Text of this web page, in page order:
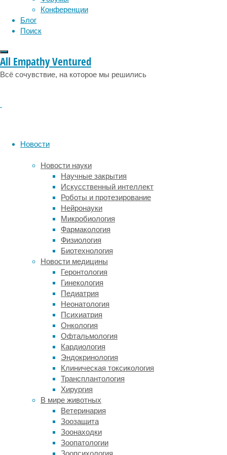
Конференции
Блог
Поиск
All Empathy Ventured
Всё сочувствие, на которое мы решились
Новости
Новости науки
Научные закрытия
Искусственный интеллект
Роботы и протезирование
Нейронауки
Микробиология
Фармакология
Физиология
Биотехнология
Новости медицины
Геронтология
Гинекология
Педиатрия
Неонатология
Психиатрия
Онкология
Офтальмология
Кардиология
Эндокринология
Клиническая токсикология
Трансплантология
Хирургия
В мире животных
Ветеринария
Зоозащита
Зоонаходки
Зоопатологии
Зоопсихология
каждого
новой
методики
(США).
центре
их
внимания
оказались
гранулоцитарно-
моноцитарные
предшественники
(ГМП)
—
особые
клетки-
предшественники,
которые
организме
превращаются
макрофаги
(клетки,
способные
«пожирать»
чужеродные
элементы
опухоли).
Ранее
считалось,